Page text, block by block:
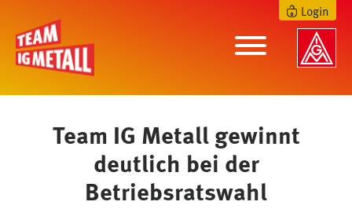
Login
Team IG Metall gewinnt
deutlich bei der
Betriebsratswahl